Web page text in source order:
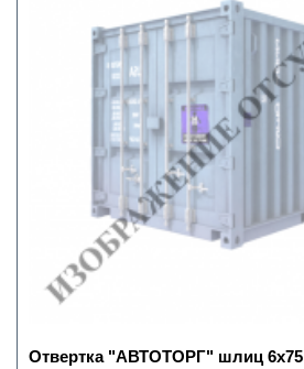
Отвертка "АВТОТОРГ" шлиц 6х75